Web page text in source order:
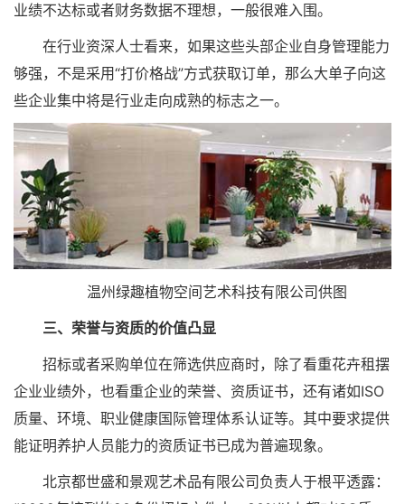
业绩不达标或者财务数据不理想，一般很难入围。
在行业资深人士看来，如果这些头部企业自身管理能力
够强，不是采用“打价格战”方式获取订单，那么大单子向这
些企业集中将是行业走向成熟的标志之一。
温州绿趣植物空间艺术科技有限公司供图
三、荣誉与资质的价值凸显
招标或者采购单位在筛选供应商时，除了看重花卉租摆
企业业绩外，也看重企业的荣誉、资质证书，还有诸如ISO
质量、环境、职业健康国际管理体系认证等。其中要求提供
能证明养护人员能力的资质证书已成为普遍现象。
北京都世盛和景观艺术品有限公司负责人于根平透露：